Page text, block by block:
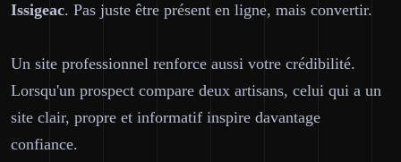
Issigeac. Pas juste être présent en ligne, mais convertir.
Un site professionnel renforce aussi votre crédibilité.
Lorsqu'un prospect compare deux artisans, celui qui a un
site clair, propre et informatif inspire davantage
confiance.